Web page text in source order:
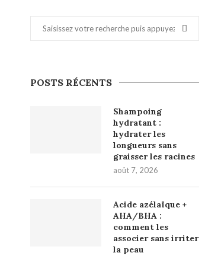
POSTS RÉCENTS
Shampoing
hydratant :
hydrater les
longueurs sans
graisser les racines
août 7, 2026
Acide azélaïque +
AHA/BHA :
comment les
associer sans irriter
la peau